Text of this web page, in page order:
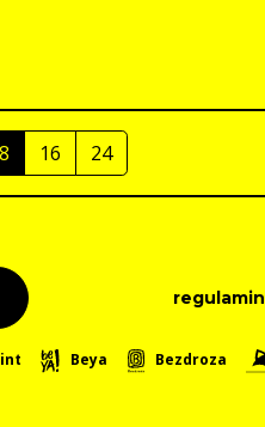
8 16 24
regulamin
Beya Bezdroza